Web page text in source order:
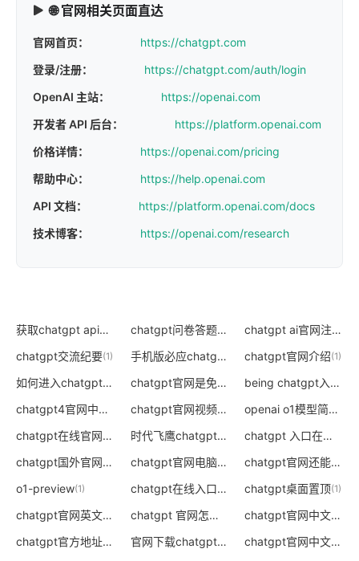
🌐 官网相关页面直达
官网首页：
https://chatgpt.com
登录/注册：
https://chatgpt.com/auth/login
OpenAI 主站：
https://openai.com
开发者 API 后台：
https://platform.openai.com
价格详情：
https://openai.com/pricing
帮助中心：
https://help.openai.com
API 文档：
https://platform.openai.com/docs
技术博客：
https://openai.com/research
获取chatgpt api官网 (1) chatgpt问卷答题海外自动挂机 (1) chatgpt ai官网注册
chatgpt交流纪要(1) 手机版必应chatgpt申请入口 (0)
chatgpt官网介绍(1)
如何进入chatgpt官网 (0) chatgpt官网是免费的吗 (0) being chatgpt入口
chatgpt4官网中文版电脑版免费下载 (0) chatgpt官网视频
(0) openai o1模型简介
chatgpt在线官网
(0) 时代飞鹰chatgpt官网 (0) chatgpt 入口在哪
chatgpt国外官网入口 (0) chatgpt官网电脑版下载 (0)
chatgpt官网还能打开吗
o1-preview(1) chatgpt在线入口
(0) chatgpt桌面置顶(1)
chatgpt官网英文下载指引 (0) chatgpt 官网怎样打开 (0)
chatgpt官网中文版安装
chatgpt官方地址
(0) 官网下载chatgpt教程 (0) chatgpt官网中文版手机版